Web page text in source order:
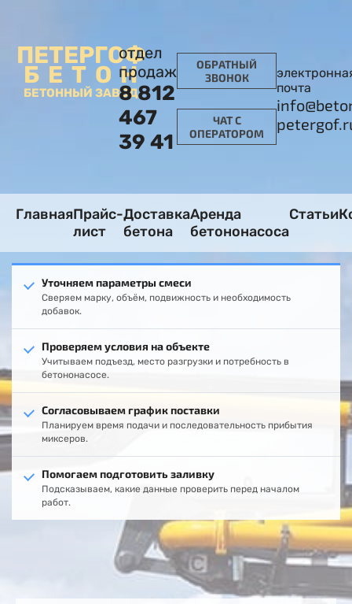
ПЕТЕРГОФ
БЕТОН
БЕТОННЫЙ ЗАВОД
отдел
продаж
8 812
467
39 41
ОБРАТНЫЙ
ЗВОНОК
ЧАТ С
ОПЕРАТОРОМ
почта
ГлавнаяПрайс-
лист
Доставка
бетона
Аренда
бетононасоса
Статьи
Уточняем параметры смеси
Сверяем марку, объём, подвижность и необходимость
добавок.
Проверяем условия на объекте
Учитываем подъезд, место разгрузки и потребность в
бетононасосе.
Согласовываем график поставки
Планируем время подачи и последовательность прибытия
миксеров.
Помогаем подготовить заливку
Подсказываем, какие данные проверить перед началом
работ.